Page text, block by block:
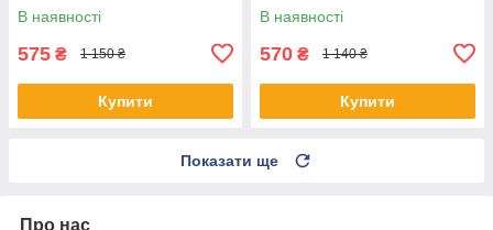
В наявності
575 ₴ 1 150 ₴
Купити
В наявності
570 ₴ 1 140 ₴
Купити
Показати ще
Про нас